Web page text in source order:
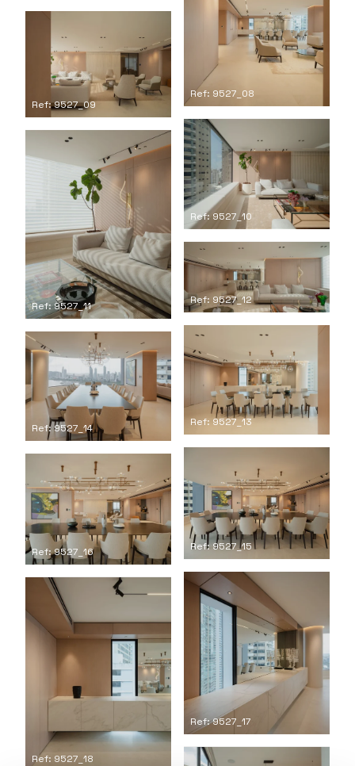
Ref: 9527_08
Ref: 9527_09
Ref: 9527_10
Ref: 9527_11
Ref: 9527_12
Ref: 9527_13
Ref: 9527_14
Ref: 9527_15
Ref: 9527_16
Ref: 9527_17
Ref: 9527_18